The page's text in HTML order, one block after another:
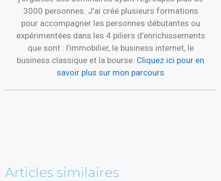
3000 personnes. J’ai créé plusieurs formations
pour accompagner les personnes débutantes ou
expérimentées dans les 4 piliers d’enrichissements
que sont : l’immobilier, le business internet, le
business classique et la bourse. Cliquez ici pour en
savoir plus sur mon parcours
Articles similaires